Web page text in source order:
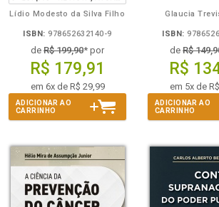
Lídio Modesto da Silva Filho
ISBN: 978652632140-9
de R$ 199,90* por
R$ 179,91
em 6x de R$ 29,99
ADICIONAR AO
CARRINHO
Glaucia
ISBN:
de R$
R$
em 5x de
ADICIONAR AO
CARRINHO